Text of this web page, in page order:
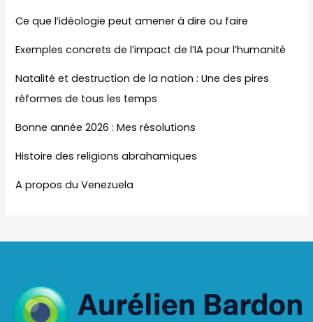
Ce que l’idéologie peut amener à dire ou faire
Exemples concrets de l’impact de l’IA pour l’humanité
Natalité et destruction de la nation : Une des pires
réformes de tous les temps
Bonne année 2026 : Mes résolutions
Histoire des religions abrahamiques
A propos du Venezuela